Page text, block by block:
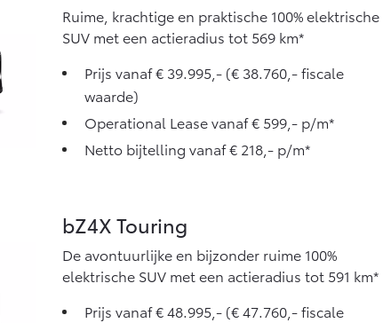
Ruime, krachtige en praktische 100% elektrische
SUV met een actieradius tot 569 km*
Prijs vanaf € 39.995,- (€ 38.760,- fiscale
waarde)
Operational Lease vanaf € 599,- p/m*
Netto bijtelling vanaf € 218,- p/m*
bZ4X Touring
De avontuurlijke en bijzonder ruime 100%
elektrische SUV met een actieradius tot 591 km*
Prijs vanaf € 48.995,- (€ 47.760,- fiscale